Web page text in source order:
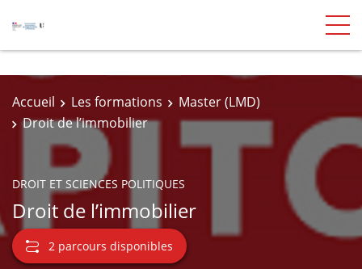
Accueil Les formations
Master (LMD)
Droit de l’immobilier
DROIT ET SCIENCES POLITIQUES
Droit de l’immobilier
2 parcours disponibles